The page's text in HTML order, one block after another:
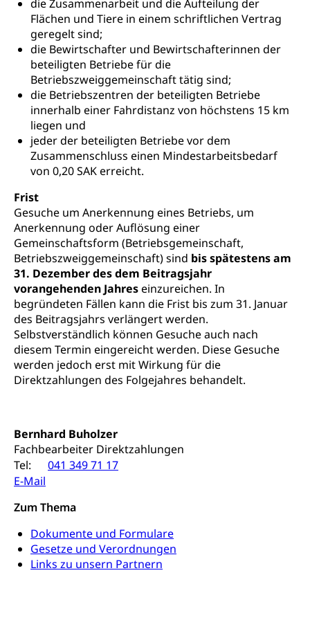
die Zusammenarbeit und die Aufteilung der
Flächen und Tiere in einem schriftlichen Vertrag
geregelt sind;
die Bewirtschafter und Bewirtschafterinnen der
beteiligten Betriebe für die
Betriebszweiggemeinschaft tätig sind;
die Betriebszentren der beteiligten Betriebe
innerhalb einer Fahrdistanz von höchstens 15 km
liegen und
jeder der beteiligten Betriebe vor dem
Zusammenschluss einen Mindestarbeitsbedarf
von 0,20 SAK erreicht.
Frist
Gesuche um Anerkennung eines Betriebs, um
Anerkennung oder Auflösung einer
Gemeinschaftsform (Betriebsgemeinschaft,
Betriebszweiggemeinschaft) sind bis spätestens am
31. Dezember des dem Beitragsjahr
vorangehenden Jahreseinzureichen. In
begründeten Fällen kann die Frist bis zum 31. Januar
des Beitragsjahrs verlängert werden.
Selbstverständlich können Gesuche auch nach
diesem Termin eingereicht werden. Diese Gesuche
werden jedoch erst mit Wirkung für die
Direktzahlungen des Folgejahres behandelt.
Bernhard Buholzer
Fachbearbeiter Direktzahlungen
Tel:
041 349 71 17
E-Mail
Zum Thema
Dokumente und Formulare
Gesetze und Verordnungen
Links zu unsern Partnern
Berufsabschluss für Erwachsene
Höhere Bildung (hflu.ch)
Beratung & Unterstützung
Neuorientierung
Beruf & Weiterbildung (beruf.lu.ch)
Berufslehre (beruf.lu.ch)
Fachstelle Berufsbildung
BIZ Beratungs- und Informationszentrum
für Bildung und Beruf
Berufsmaturität
Zentrum für Brückenangebote
Pädagogische Hochschule Luzern, PH Luzern
Höhere Fachschule Luzern HFLU
Vollzeitschulen mit BM
Berufsbildung / Mittelschulen (gruezi.lu.ch)
Fachklasse Grafik (fachklassegrafik.ch)
Fach- & Wirtschafts-Mittelschulzentrum FMZ
Gymnasialbildung, Kantonsschulen
Gymnasien & Fachmittelschulen (beruf.lu.ch)
Studienwahl- und Studienbearatung
Fachklasse Grafik
Informatikmittelschule
Wirtschaftsmittelschule
FMS und Vollzeitschulen mit BM
Obligatorische Schulzeit
Schulpflicht, Schulobligatorium, Primarschule,
Sekundarschule, Schulferien, Tagesschule,
Schulergänzende Betreuung, Logopädie,
Psychomotorik, Schulpsychologie, Schulsozialarbeit,
Heilpädagogik und Sonderschulen
Kantonale Sportcamps
Primarschule
Schulpflicht
Kindergarten & Basisstufe
Förderangebote
Sonderschulung
Musikschulen
Schulferien
Früherziehung
Schuldienste
Heilpädagogische Schulen
Freiwilliger Schulsport
Stipendien und Darlehen
Studienbeihilfe, Stipendien, Ausbildungsdarlehen
Finanzielle Unterstützung für Ausbildung
Pflege HF oder Studium Pflege FH
Fachstelle Stipendien (beruf.lu.ch)
Studienbeiträge Höhere Berufsbildung
Finanzielle Unterstützung Pädagogische
Hochschule PHLU
Stipendien Hochschule Luzern hslu
Universität
Technische Hochschule, Studium,
Hochschulstudium, Universitätsstudium,
universitäre Ausbildung, akademische Ausbildung,
Hochschulbildung, Hochschule, universitäre
Hochschule, Bachelor, Master, Doktorat,
Weiterbildung, Forschung, Entwicklung,
Dienstleistungen, Hochschule Luzern,
Fachhochschule Zentralschweiz, HSLU,
Pädagogische Hochschule Luzern, PH Luzern, UniLU,
swissuniversities (Dachorganisation der Schweizer
Hochschulen)
swissuniversities
Fachstelle Hochschulbildung
Vorschule
Freiwilliges Kindergarten Jahr
Kinderbetreuung
Kindergarten & Basisstufe
Frühe Förderung
Gesundheit und Soziales
Konsumentenschutz
Konsumentenrechte, Produktsicherheit,
Preisüberwachung, Preisüberwacher,